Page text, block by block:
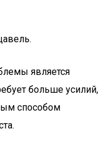
является
больше усилий,
способом